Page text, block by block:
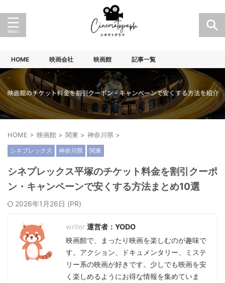
HOME 映画会社 映画館 記事一覧
HOME > 映画館 > 関東 > 神奈川県 >
シネプレックス 神奈川県 関東
シネプレックス平塚のチケット料金を割引クーポ
ン・キャンペーンで安くする方法まとめ10選
2026年1月26日
運営者：YODO
映画館で、まったり映画を楽しむのが趣味で
す。アクション、ドキュメンタリー、ミステ
リー系の映画が好きです。少しでも映画を安
く楽しめるようにお得な情報を集めていま